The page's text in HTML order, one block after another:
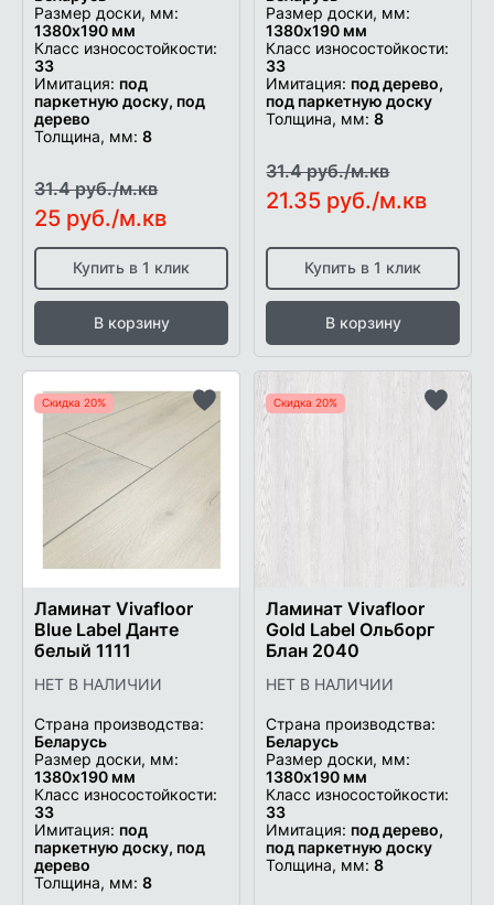
Размер доски, мм:
1380х190 мм
Класс износостойкости:
33
Имитация: под
паркетную доску, под
дерево
Толщина, мм:8
31.4 руб./м.кв
25 руб./м.кв
Купить в 1 клик
В корзину
Размер доски, мм:
1380х190 мм
Класс износостойкости:
33
Имитация: под дерево,
под паркетную доску
Толщина, мм:8
31.4 руб./м.кв
21.35 руб./м.кв
Купить в 1 клик
В корзину
Скидка 20%
Добавить
в
Ламинат Vivafloor
Blue Label Данте
белый 1111
НЕТ В НАЛИЧИИ
Страна производства:
Беларусь
Размер доски, мм:
1380х190 мм
Класс износостойкости:
33
Имитация: под
паркетную доску, под
дерево
Толщина, мм:8
Скидка 20%
список
Ламинат Vivafloor
Gold Label Ольборг
Блан 2040
НЕТ В НАЛИЧИИ
Страна производства:
Беларусь
Размер доски, мм:
1380х190 мм
Класс износостойкости:
33
Имитация: под дерево,
под паркетную доску
Толщина, мм:8